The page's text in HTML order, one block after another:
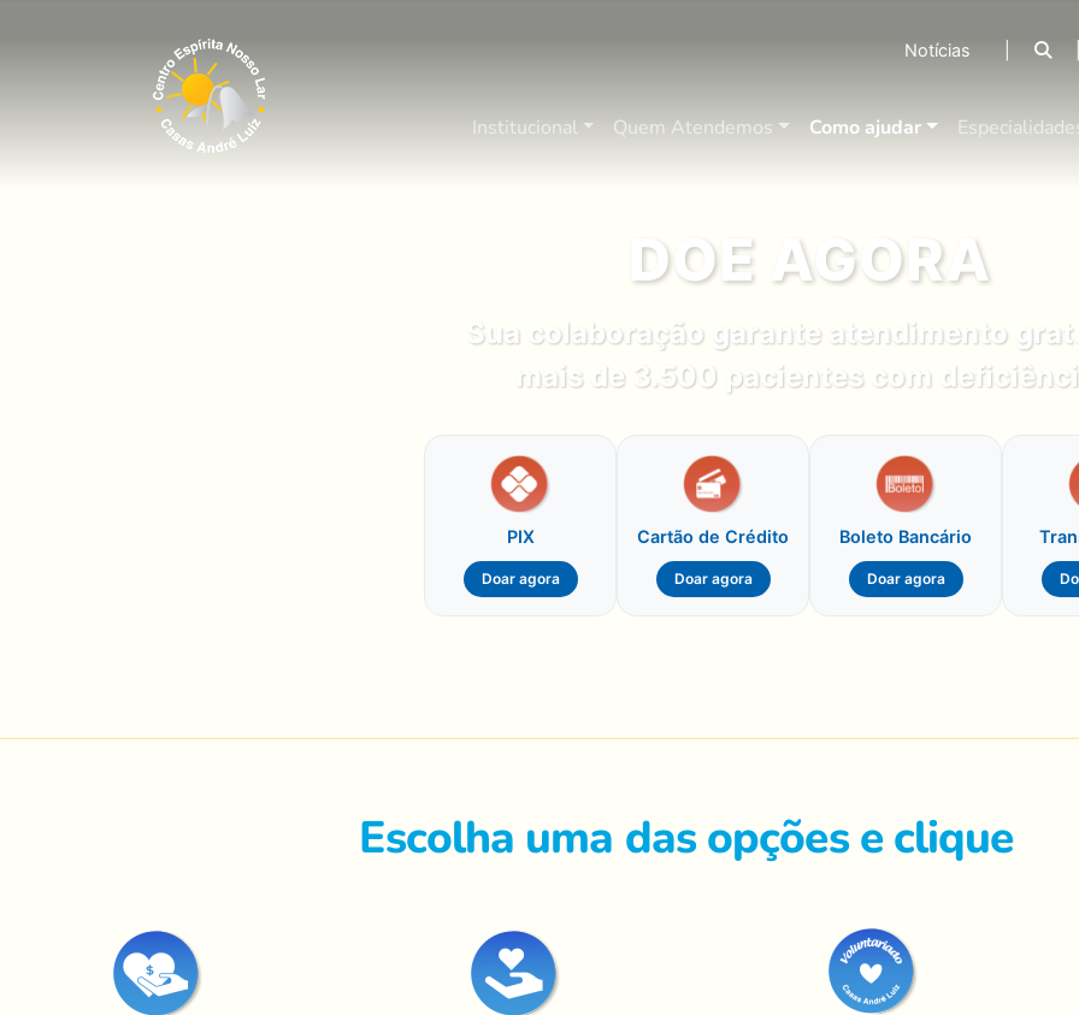
Notícias
Institucional Quem Atendemos Como ajudar
DOE AGORA
Sua colaboração garante atendimento
mais de 3.500 pacientes com
PIX
Doar agora
Cartão de Crédito
Doar agora
Boleto Bancário
Doar agora
Escolha uma das opções e clique